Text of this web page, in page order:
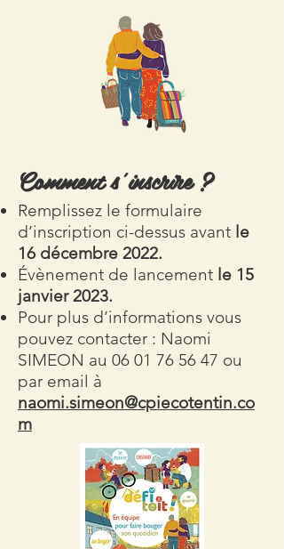
Comment s’inscrire ?
Remplissez le formulaire
d’inscription ci-dessus avant le
16 décembre 2022.
Évènement de lancement le 15
janvier 2023.
Pour plus d’informations vous
pouvez contacter : Naomi
SIMEON au 06 01 76 56 47 ou
par email à
naomi.simeon@cpiecotentin.co
m